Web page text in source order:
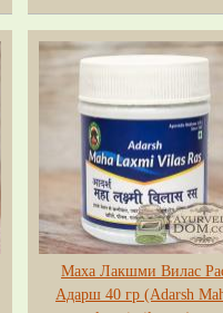
Маха Лакшми Вилас
Адарш 40 гр (Adarsh